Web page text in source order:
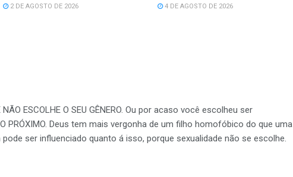
2 DE AGOSTO DE 2026 4 DE AGOSTO DE 2026
ESCOLHE O SEU GÊNERO. Ou por acaso você escolheu ser
PRÓXIMO. Deus tem mais vergonha de um filho homofóbico do que uma
ser influenciado quanto á isso, porque sexualidade não se escolhe.